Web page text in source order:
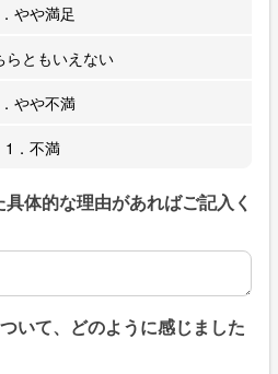
やや満足
らともいえない
やや不満
1．不満
体的な理由があればご記入く
体的な理由があればご記入くだ
いて、どのように感じました